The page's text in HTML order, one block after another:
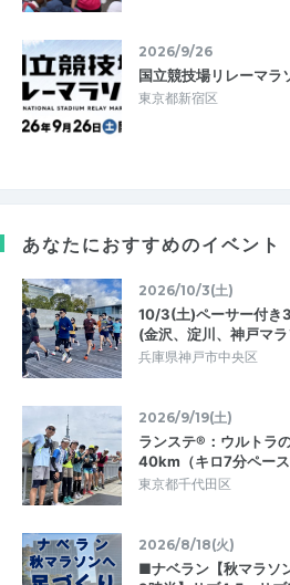
2026/9/26
国立競技場リレーマラ
東京都新宿区
あなたにおすすめのイベント
2026/10/3(土)
10/3(土)ペーサー付き
(金沢、淀川、神戸マ
兵庫県神戸市中央区
2026/9/19(土)
ランステ®：ウルトラ
40km（キロ7分ペー
東京都千代田区
2026/8/18(火)
■ナベラン【秋マラソ